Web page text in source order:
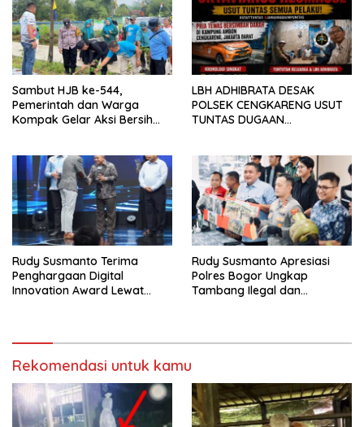
Sambut HJB ke-544,
Pemerintah dan Warga
Kompak Gelar Aksi Bersih
LBH ADHIBRATA DESAK
POLSEK CENGKARENG USUT
TUNTAS DUGAAN
Rudy Susmanto Terima
Penghargaan Digital
Innovation Award Lewat
Rudy Susmanto Apresiasi
Polres Bogor Ungkap
Tambang Ilegal dan
Rekomendasi untuk kamu